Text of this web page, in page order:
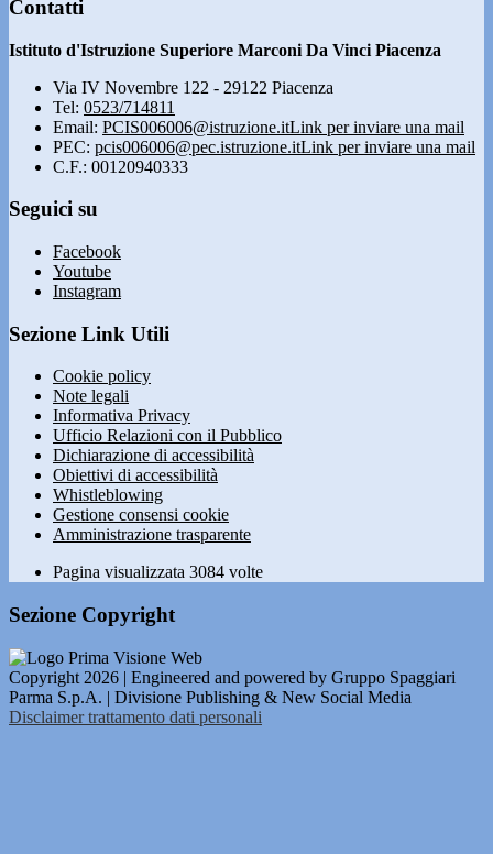
Contatti
Istituto d'Istruzione Superiore Marconi Da Vinci Piacenza
Via IV Novembre 122 - 29122 Piacenza
Tel: 0523/714811
Email: PCIS006006@istruzione.itLink per inviare una mail
PEC: pcis006006@pec.istruzione.itLink per inviare una mail
C.F.: 00120940333
Seguici su
Facebook
Youtube
Instagram
Sezione Link Utili
Cookie policy
Note legali
Informativa Privacy
Ufficio Relazioni con il Pubblico
Dichiarazione di accessibilità
Obiettivi di accessibilità
Whistleblowing
Gestione consensi cookie
Amministrazione trasparente
Pagina visualizzata 3084 volte
Sezione Copyright
Copyright 2026 | Engineered and powered by Gruppo Spaggiari
Parma S.p.A. | Divisione Publishing & New Social Media
Disclaimer trattamento dati personali